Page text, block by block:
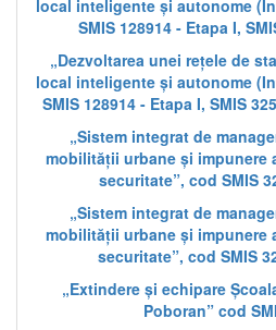
local inteligente și autonome
SMIS 128914 - Etapa I,
„Dezvoltarea unei rețele de
local inteligente și autonome
SMIS 128914 - Etapa I, SMIS
„Sistem integrat de
mobilității urbane și impunere
securitate”, cod SMIS
„Sistem integrat de
mobilității urbane și impunere
securitate”, cod SMIS
„Extindere și echipare
Poboran” cod